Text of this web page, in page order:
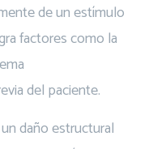
de un estímulo
factores como la
del paciente.
daño estructural